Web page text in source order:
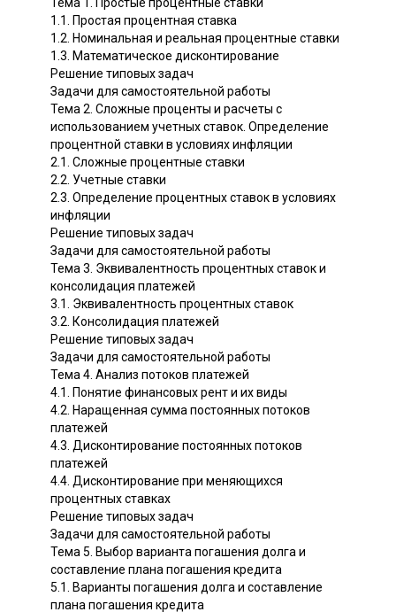
1.1. Простая процентная ставка
1.2. Номинальная и реальная процентные ставки
1.3. Математическое дисконтирование
Решение типовых задач
Задачи для самостоятельной работы
Тема 2. Сложные проценты и расчеты с
использованием учетных ставок. Определение
процентной ставки в условиях инфляции
2.1. Сложные процентные ставки
2.2. Учетные ставки
2.3. Определение процентных ставок в условиях
инфляции
Решение типовых задач
Задачи для самостоятельной работы
Тема 3. Эквивалентность процентных ставок и
консолидация платежей
3.1. Эквивалентность процентных ставок
3.2. Консолидация платежей
Решение типовых задач
Задачи для самостоятельной работы
Тема 4. Анализ потоков платежей
4.1. Понятие финансовых рент и их виды
4.2. Наращенная сумма постоянных потоков
платежей
4.3. Дисконтирование постоянных потоков
платежей
4.4. Дисконтирование при меняющихся
процентных ставках
Решение типовых задач
Задачи для самостоятельной работы
Тема 5. Выбор варианта погашения долга и
составление плана погашения кредита
5.1. Варианты погашения долга и составление
плана погашения кредита